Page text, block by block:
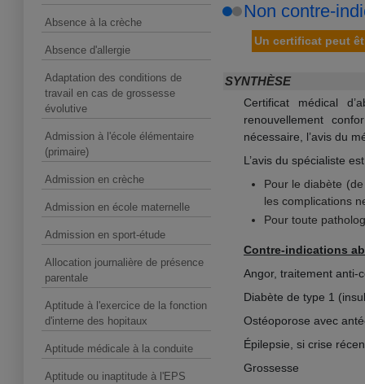
Absence à la crèche
Absence d'allergie
Adaptation des conditions de
travail en cas de grossesse
évolutive
Admission à l'école élémentaire
(primaire)
Admission en crèche
Admission en école maternelle
Admission en sport-étude
Allocation journalière de présence
parentale
Aptitude à l'exercice de la fonction
d'interne des hopitaux
Aptitude médicale à la conduite
Aptitude ou inaptitude à l'EPS
Non contre-
Un certificat peut
SYNTHÈSE
Certificat médical
renouvellement
nécessaire, l’avis du
L’avis du spécialiste
Pour le diabète
les complications
Pour toute
Contre-indications
Angor, traitement anti-
Diabète de type 1
Ostéoporose avec
Épilepsie, si crise
Grossesse